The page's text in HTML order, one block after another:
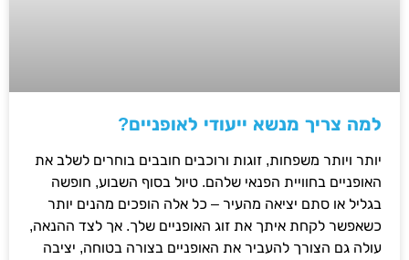
למה צריך מנשא ייעודי לאופניים?
יותר ויותר משפחות, זוגות ורוכבים חובבים בוחרים לשלב את
האופניים בחוויית הפנאי שלהם. טיול בסוף השבוע, חופשה
בגליל או סתם יציאה מהעיר – כל אלה הופכים מהנים יותר
כשאפשר לקחת איתך את זוג האופניים שלך. אך לצד ההנאה,
עולה גם הצורך להעביר את האופניים בצורה בטוחה, יציבה